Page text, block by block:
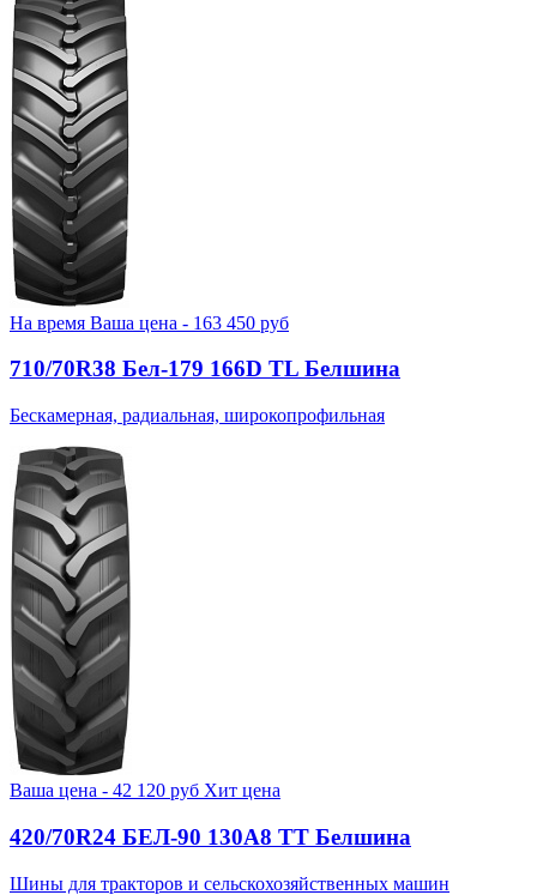
На время Ваша цена - 163 450 руб
710/70R38 Бел-179 166D TL Белшина
Бескамерная, радиальная, широкопрофильная
Ваша цена - 42 120 руб Хит цена
420/70R24 БЕЛ-90 130А8 TT Белшина
Шины для тракторов и сельскохозяйственных машин